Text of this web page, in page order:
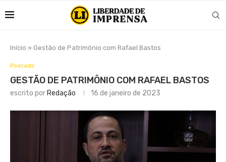
Início » Gestão de Patrimônio com Rafael Bastos
Podcasts
GESTÃO DE PATRIMÔNIO COM RAFAEL BASTOS
escrito por Redação 16 de janeiro de 2023